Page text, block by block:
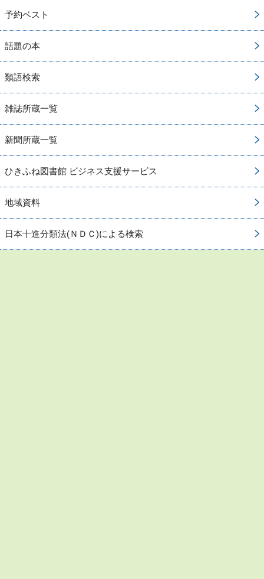
予約ベスト
話題の本
類語検索
雑誌所蔵一覧
新聞所蔵一覧
ひきふね図書館 ビジネス支援サービス
地域資料
日本十進分類法(ＮＤＣ)による検索